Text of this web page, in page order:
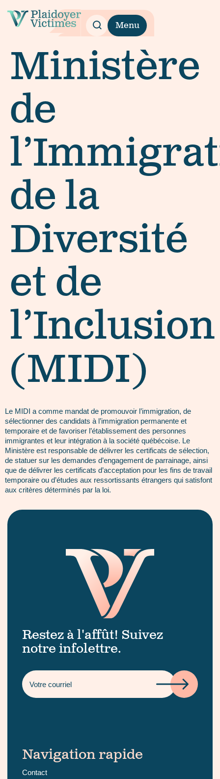
Menu
Ministère
de
de la
Diversité
et de
l’Inclusion
(MIDI)
Le MIDI a comme mandat de promouvoir l’immigration, de
sélectionner des candidats à l’immigration permanente et
temporaire et de favoriser l’établissement des personnes
immigrantes et leur intégration à la société québécoise. Le
Ministère est responsable de délivrer les certificats de sélection,
de statuer sur les demandes d’engagement de parrainage, ainsi
que de délivrer les certificats d’acceptation pour les fins de travail
temporaire ou d’études aux ressortissants étrangers qui satisfont
aux critères déterminés par la loi.
Restez à l'affût! Suivez
notre infolettre.
Navigation rapide
Contact